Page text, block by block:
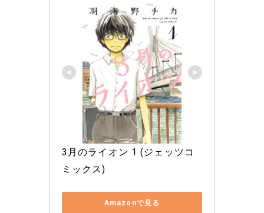
3月のライオン 1 (ジェッツコ
ミックス)
Amazonで見る